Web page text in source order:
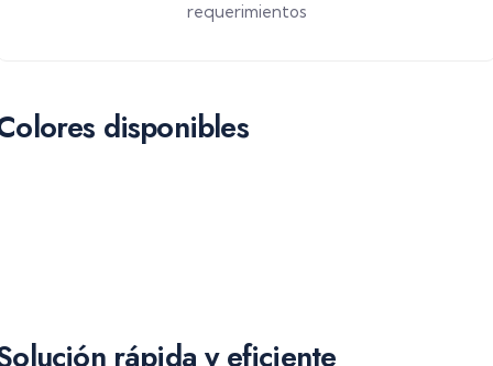
requerimientos
disponibles
rápida y eficiente